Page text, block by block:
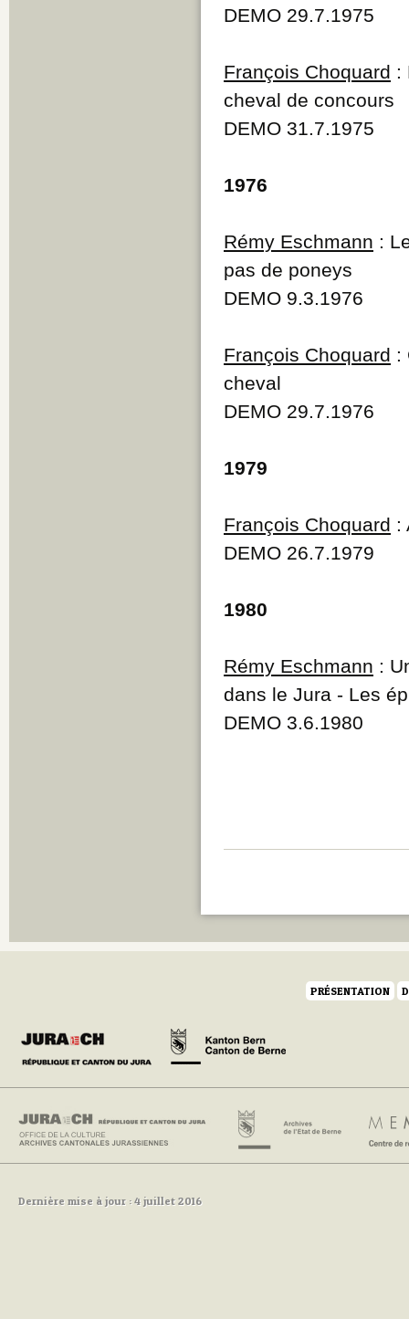
DEMO 29.7.1975
François Choquard :
cheval de concours
DEMO 31.7.1975
1976
Rémy Eschmann :
pas de poneys
DEMO 9.3.1976
François Choquard :
cheval
DEMO 29.7.1976
1979
François Choquard :
DEMO 26.7.1979
1980
Rémy Eschmann :
dans le Jura - Les
DEMO 3.6.1980
PRÉSENTATION
Dernière mise à jour : 4 juillet 2016